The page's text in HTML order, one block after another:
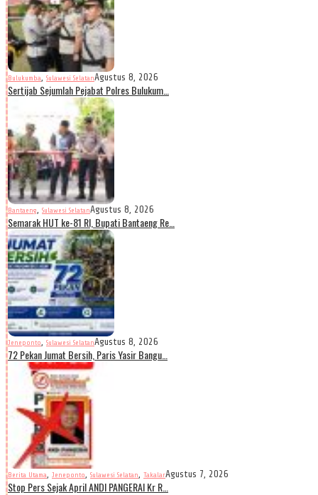
Bulukumba Sulawesi SelatanAgustus 8, 2026
Sertijab Sejumlah Pejabat Polres Bulukum…
Bantaeng Sulawesi SelatanAgustus 8, 2026
Semarak HUT ke-81 RI, Bupati Bantaeng Re…
Jeneponto Sulawesi SelatanAgustus 8, 2026
72 Pekan Jumat Bersih, Paris Yasir Bangu…
Berita Utama Jeneponto Sulawesi Selatan TakalarAgustus 7, 2026
Stop Pers Sejak April ANDI PANGERAI Kr R…